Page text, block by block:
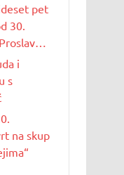
pet
30.
i
s
na skup